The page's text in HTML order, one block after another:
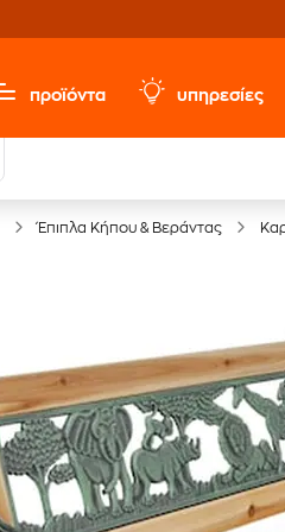
προϊόντα υπηρεσίες
Έπιπλα Κήπου & Βεράντας